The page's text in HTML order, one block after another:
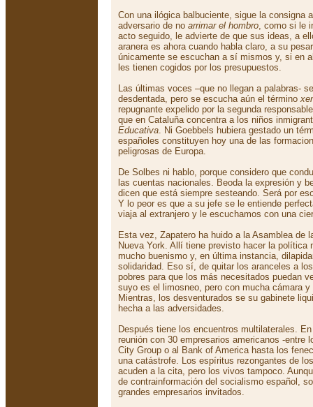
Con una ilógica balbuciente, sigue la consigna
adversario de no arrimar el hombro, como si le
acto seguido, le advierte de que sus ideas, a
aranera es ahora cuando habla claro, a su
únicamente se escuchan a sí mismos y, si en
les tienen cogidos por los presupuestos.
Las últimas voces –que no llegan a palabras-
desdentada, pero se escucha aún el término
repugnante expelido por la segunda
que en Cataluña concentra a los niños
Educativa. Ni Goebbels hubiera gestado un
españoles constituyen hoy una de las
peligrosas de Europa.
De Solbes ni hablo, porque considero que
las cuentas nacionales. Beoda la expresión y
dicen que está siempre sesteando. Será por
Y lo peor es que a su jefe se le entiende
viaja al extranjero y le escuchamos con una
Esta vez, Zapatero ha huido a la Asamblea de
Nueva York. Allí tiene previsto hacer la política
mucho buenismo y, en última instancia,
solidaridad. Eso sí, de quitar los aranceles a
pobres para que los más necesitados puedan
suyo es el limosneo, pero con mucha cámara y
Mientras, los desventurados se su gabinete
hecha a las adversidades.
Después tiene los encuentros multilaterales.
reunión con 30 empresarios americanos -entre
City Group o al Bank of America hasta los
una catástrofe. Los espíritus rezongantes de
acuden a la cita, pero los vivos tampoco.
de contrainformación del socialismo español,
grandes empresarios invitados.